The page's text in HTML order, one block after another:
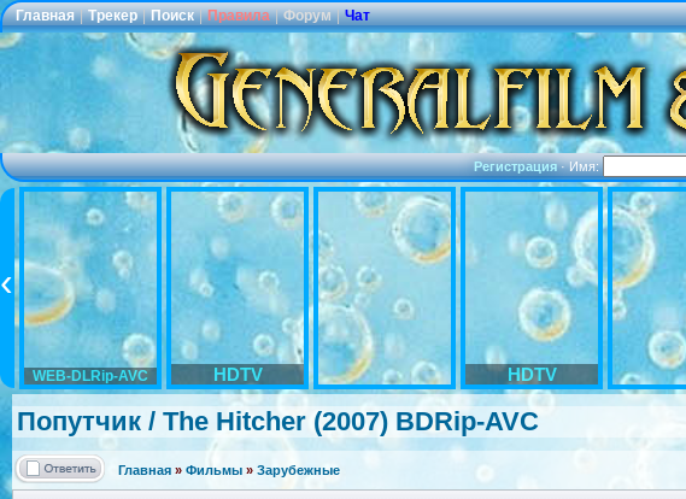
Главная | Трекер | Поиск | Правила | Форум | Чат
Регистрация·Имя:
WEB-DLRip-AVC HDTV HDTV
Попутчик / The Hitcher (2007) BDRip-AVC
Главная » Фильмы » Зарубежные